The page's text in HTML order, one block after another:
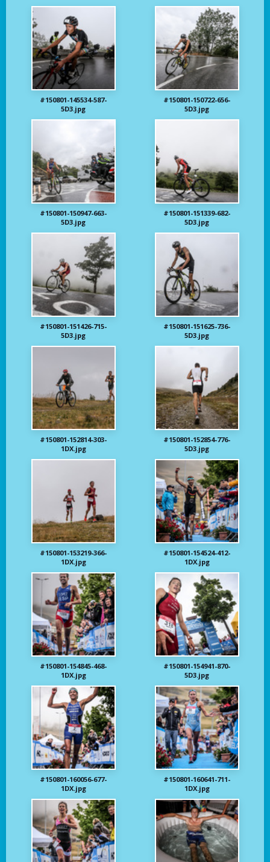
#150801-145534-587-
5D3.jpg
#150801-150722-656-
5D3.jpg
#150801-150947-663-
5D3.jpg
#150801-151339-682-
5D3.jpg
#150801-151426-715-
5D3.jpg
#150801-151625-736-
5D3.jpg
#150801-152814-303-
1DX.jpg
#150801-152854-776-
5D3.jpg
#150801-153219-366-
1DX.jpg
#150801-154524-412-
1DX.jpg
#150801-154845-468-
1DX.jpg
#150801-154941-870-
5D3.jpg
#150801-160056-677-
1DX.jpg
#150801-160641-711-
1DX.jpg